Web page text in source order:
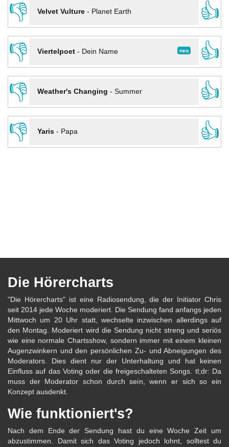
👎
Velvet Vulture- Planet Earth
👍
👎
neu
Viertelpoet- Dein Name
👍
👎
Weather's Changing - Summer
👍
👎
Yaris- Papa 👍
Die Hörercharts
"Die Hörercharts" ist eine Radiosendung, die der Initiator Chris
seit 2014 jede Woche moderiert. Die Sendung fand anfangs jeden
Mittwoch um 20 Uhr statt, wechselte inzwischen allerdings auf
den Montag. Moderiert wird die Sendung nicht streng und seriös
wie eine normale Chartsshow, sondern immer mit einem kleinen
Augenzwinkern und den persönlichen Zu- und Abneigungen des
Moderators. Dies dient nur der Unterhaltung und hat keinen
Einfluss auf das Voting oder die freigeschalteten Songs. tl;dr: Da
muss der Moderator schon durch sein, wenn er sich so ein
Konzept ausdenkt.
Wie funktioniert's?
Nach dem Ende der Sendung hast du eine Woche Zeit um
abzustimmen. Damit sich das Voting jedoch lohnt, solltest du